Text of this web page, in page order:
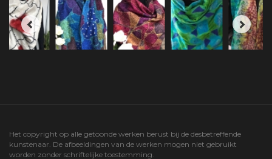
Het copyright op alle getoonde werken berust bij de desbetreffende
kunstenaar. De afbeeldingen van de werken mogen niet gebruikt
worden zonder schriftelijke toestemming.